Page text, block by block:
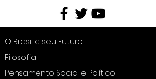
O Brasil e seu Futuro
Filosofia
Pensamento Social e Político